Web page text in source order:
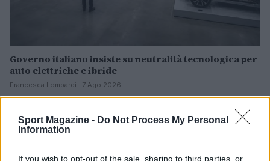
Sport Magazine - Do Not Process My Personal
Information
If you wish to opt-out of the sale, sharing to third parties, or
Governo italiano insiste su neutralità tecnologica per
auto elettriche e ibride
Francesca Lombardi · 7 Ago 2026